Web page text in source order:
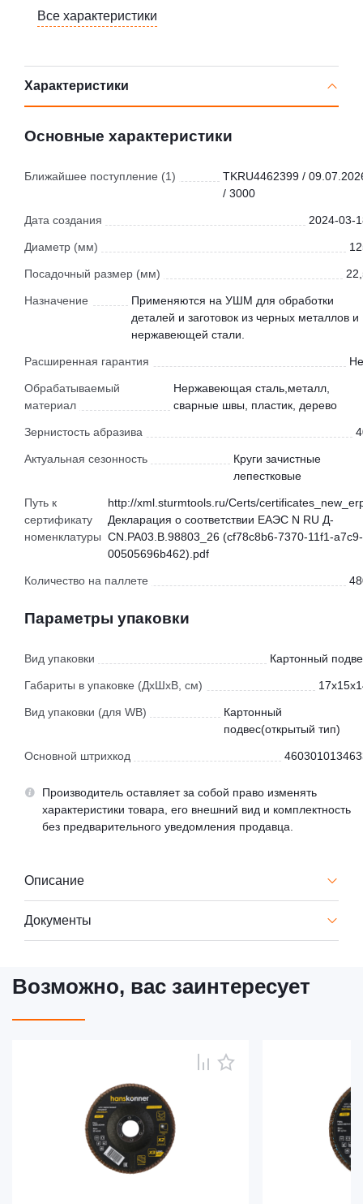
Все характеристики
Характеристики
Основные характеристики
Ближайшее поступление (1)
TKRU4462399 /
/ 3000
Дата создания 2024-03-
Диаметр (мм)
Посадочный размер (мм)
Назначение
Применяются на УШМ для обработки
деталей и заготовок из черных металлов и
нержавеющей стали.
Расширенная гарантия
Обрабатываемый
материал
Нержавеющая сталь,металл,
сварные швы, пластик, дерево
Зернистость абразива
Актуальная сезонность
Круги зачистные
лепестковые
Путь к
сертификату
номенклатуры
http://xml.sturmtools.ru/Certs/
Декларация о соответствии ЕАЭС N RU Д-
CN.РА03.В.98803_26 (cf78c8b6-7370-11f1-a7c9-
00505696b462).pdf
Количество на паллете
Параметры упаковки
Вид упаковки Картонный
Габариты в упаковке (ДхШхВ, см)
Вид упаковки (для WB)
Картонный
подвес(открытый тип)
Основной штрихкод
Производитель оставляет за собой право изменять
характеристики товара, его внешний вид и комплектность
без предварительного уведомления продавца.
Описание
Документы
Возможно, вас заинтересует